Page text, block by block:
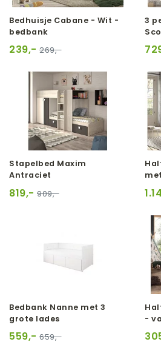
Bedhuisje Cabane - Wit -
bedbank
239,- 269,-
3
Stapelbed Maxim
Antraciet
819,- 909,-
Bedbank Nanne met 3
grote lades
559,- 659,-
-